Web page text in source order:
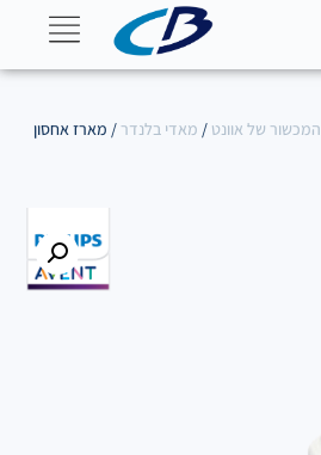
המכשור של אוונט / מאדי בלנדר/ מארז אחסון